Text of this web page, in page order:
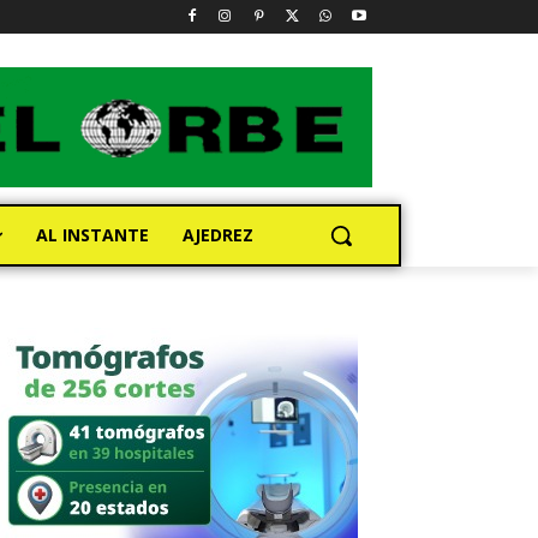
AL INSTANTE AJEDREZ